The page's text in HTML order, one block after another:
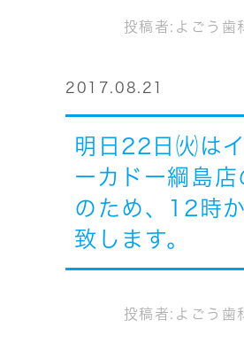
投稿者: よごう歯
2017.08.21
明日22日㈫は
ーカドー綱島店
のため、12時
致します。
投稿者: よごう歯